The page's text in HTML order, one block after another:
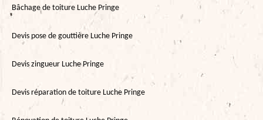
Bâchage de toiture Luche Pringe
Devis pose de gouttière Luche Pringe
Devis zingueur Luche Pringe
Devis réparation de toiture Luche Pringe